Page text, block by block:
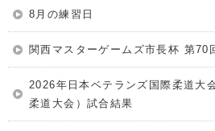
8月の練習日
関西マスターゲームズ市長杯 第70
2026年日本ベテランズ国際柔道大
柔道大会）試合結果